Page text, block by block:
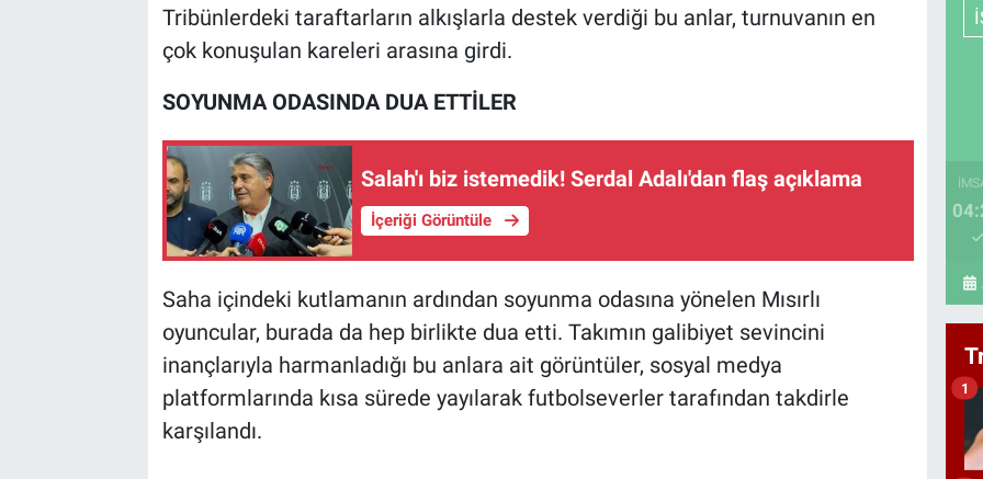
Tribünlerdeki taraftarların alkışlarla destek verdiği bu anlar, turnuvanın en
çok konuşulan kareleri arasına girdi.
SOYUNMA ODASINDA DUA ETTİLER
Salah'ı biz istemedik! Serdal Adalı'dan flaş açıklama
İçeriği Görüntüle
Saha içindeki kutlamanın ardından soyunma odasına yönelen Mısırlı
oyuncular, burada da hep birlikte dua etti. Takımın galibiyet sevincini
inançlarıyla harmanladığı bu anlara ait görüntüler, sosyal medya
platformlarında kısa sürede yayılarak futbolseverler tarafından takdirle
karşılandı.
1